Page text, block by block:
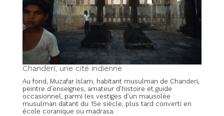
Chanderi, une cité indienne
Au fond, Muzafar Islam, habitant musulman de Chanderi,
peintre d’enseignes, amateur d’histoire et guide
occasionnel, parmi les vestiges d’un mausolée
musulman datant du 15e siècle, plus tard converti en
école coranique ou madrasa.